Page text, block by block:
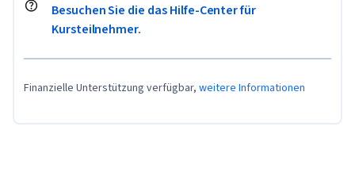
Besuchen Sie die das Hilfe-Center für
Kursteilnehmer.
Finanzielle Unterstützung verfügbar, weitere Informationen